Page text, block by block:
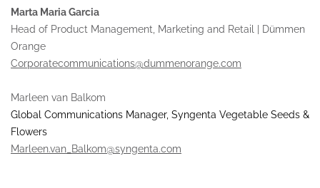
Marta Maria Garcia
Head of Product Management, Marketing and Retail | Dümmen
Orange
Corporatecommunications@dummenorange.com
Marleen van Balkom
Global Communications Manager, Syngenta Vegetable Seeds &
Flowers
Marleen.van_Balkom@syngenta.com